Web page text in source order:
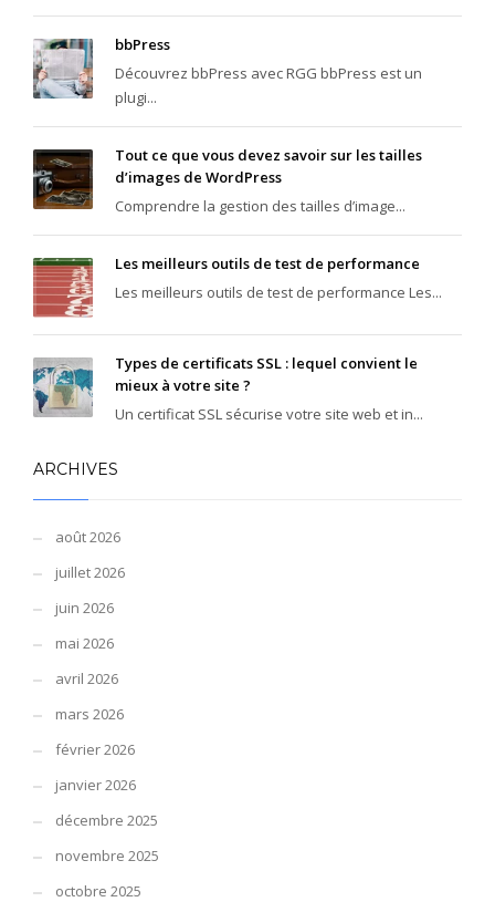
bbPress
Découvrez bbPress avec RGG bbPress est un
plugi...
Tout ce que vous devez savoir sur les tailles
d’images de WordPress
Comprendre la gestion des tailles d’image...
Les meilleurs outils de test de performance
Les meilleurs outils de test de performance Les...
Types de certificats SSL : lequel convient le
mieux à votre site ?
Un certificat SSL sécurise votre site web et in...
ARCHIVES
août 2026
juillet 2026
juin 2026
mai 2026
avril 2026
mars 2026
février 2026
janvier 2026
décembre 2025
novembre 2025
octobre 2025